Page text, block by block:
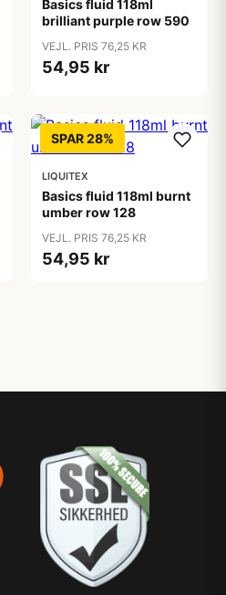
Basics fluid 118ml
brilliant purple row 590
VEJL. PRIS 76,25 KR
54,95 kr
SPAR 28%
LIQUITEX
Basics fluid 118ml burnt
umber row 128
VEJL. PRIS 76,25 KR
54,95 kr